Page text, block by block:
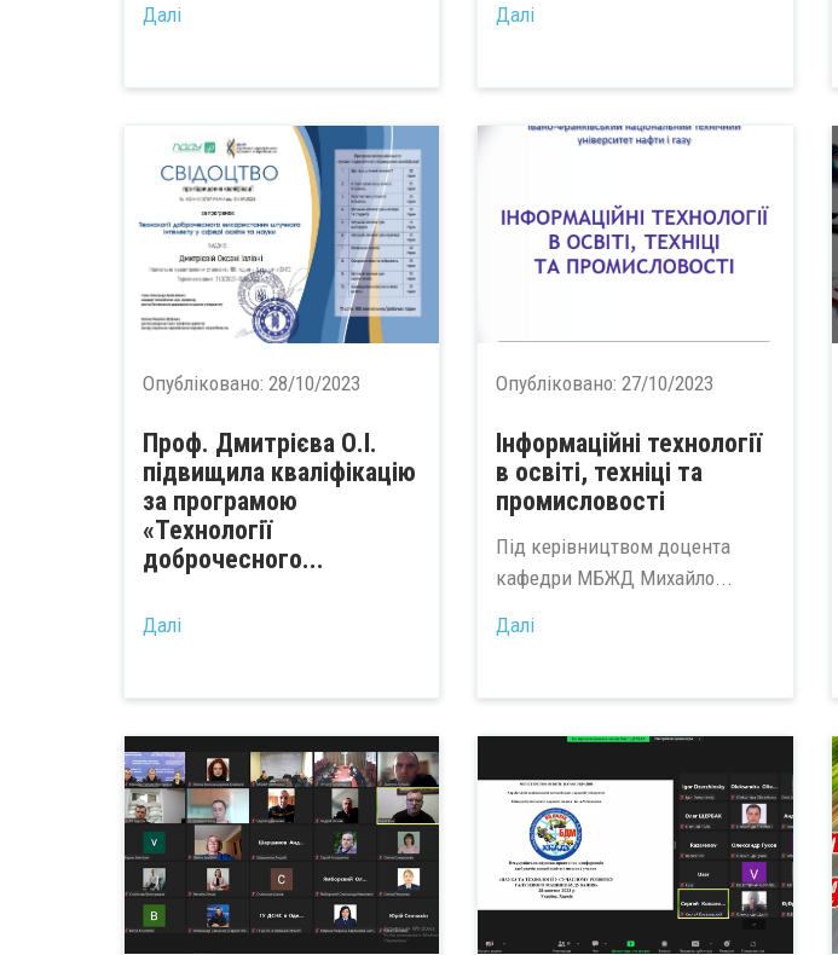
Далі
Далі
Опубліковано: 28/10/2023
Проф. Дмитрієва О.І.
підвищила кваліфікацію
за програмою
«Технології
доброчесного...
Далі
Опубліковано:27/10/2023
Інформаційні технології
в освіті, техніці та
промисловості
Під керівництвом доцента
кафедри МБЖД Михайло...
Далі